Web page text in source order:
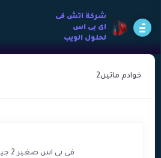
شركة اتش فى
اى بى اس
لحلول الويب
خوادم ماتين2
فى بى اس صغير 2 جيجا رام